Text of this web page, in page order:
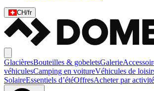
CH/fr
GlacièresBouteilles & gobeletsGalerie
véhiculesCamping en voitureVéhicules de
SolaireEssentiels d’étéOffresAcheter par activité